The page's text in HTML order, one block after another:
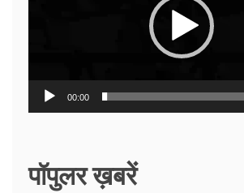
00:00
पॉपुलर ख़बरें